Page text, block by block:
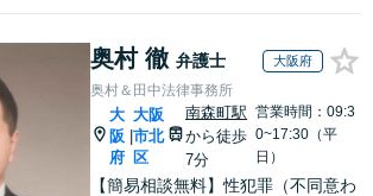
奥村 徹 弁護士 大阪府
奥村＆田中法律事務所
大
阪
府
大阪
市北
区
南森町駅
から徒歩
7分
営業時間：09:3
0~17:30（平
日）
【簡易相談無料】性犯罪（不同意わ